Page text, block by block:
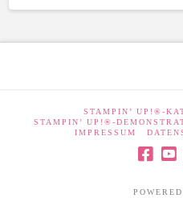
STAMPIN’ UP!®-
STAMPIN’ UP!®-
IMPRESSUM